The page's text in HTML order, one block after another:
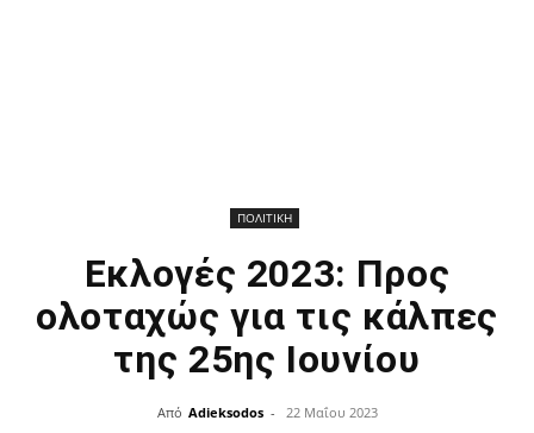
ΠΟΛΙΤΙΚΗ
Εκλογές 2023: Προς
ολοταχώς για τις κάλπες
της 25ης Ιουνίου
Από Adieksodos - 22 Μαΐου 2023